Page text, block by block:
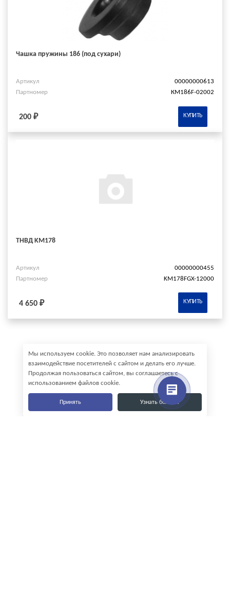
Чашка пружины 186 (под сухари)
Артикул
00000000613
Партномер
КМ186F-02002
200 ₽ КУПИТЬ
ТНВД KM178
Артикул
00000000455
Партномер
KM178FGX-12000
4 650 ₽ КУПИТЬ
Мы используем cookie. Это позволяет нам анализировать
взаимодействие посетителей с сайтом и делать его лучше.
Продолжая пользоваться сайтом, вы соглашаетесь с
использованием файлов cookie.
Принять Узнать больше